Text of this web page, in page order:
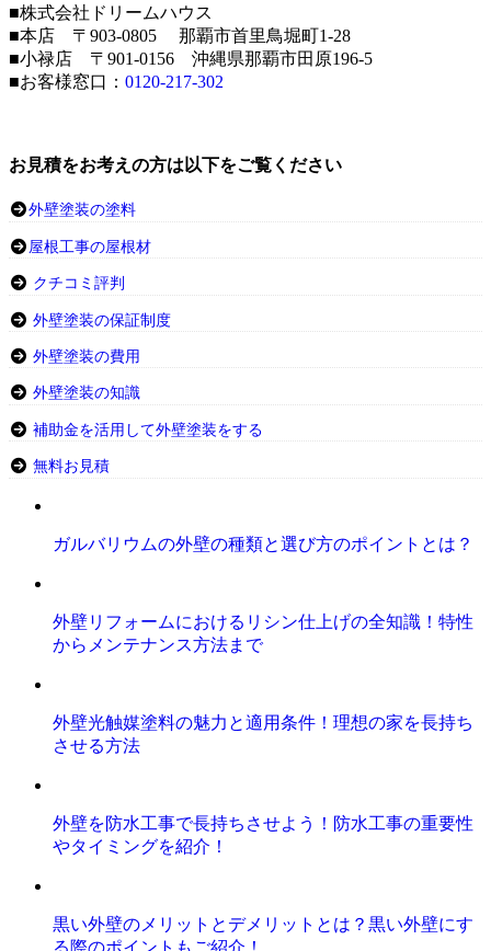
■株式会社ドリームハウス
■本店 〒903-0805 那覇市首里鳥堀町1-28
■小禄店 〒901-0156 沖縄県那覇市田原196-5
■お客様窓口： 0120-217-302
お見積をお考えの方は以下をご覧ください
外壁塗装の塗料
屋根工事の屋根材
クチコミ評判
外壁塗装の保証制度
外壁塗装の費用
外壁塗装の知識
補助金を活用して外壁塗装をする
無料お見積
ガルバリウムの外壁の種類と選び方のポイントとは？
外壁リフォームにおけるリシン仕上げの全知識！特性
からメンテナンス方法まで
外壁光触媒塗料の魅力と適用条件！理想の家を長持ち
させる方法
外壁を防水工事で長持ちさせよう！防水工事の重要性
やタイミングを紹介！
黒い外壁のメリットとデメリットとは？黒い外壁にす
る際のポイントもご紹介！